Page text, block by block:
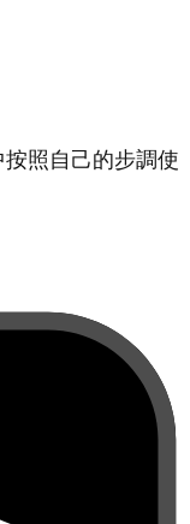
照自己的步調使